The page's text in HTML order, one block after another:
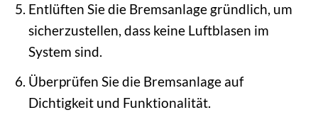
Entlüften Sie die Bremsanlage gründlich, um
sicherzustellen, dass keine Luftblasen im
System sind.
Überprüfen Sie die Bremsanlage auf
Dichtigkeit und Funktionalität.